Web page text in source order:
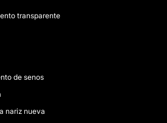
transparente
de senos
nariz nueva